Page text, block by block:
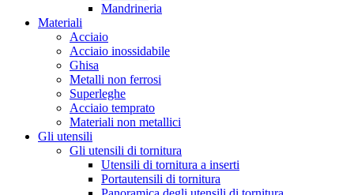
Mandrineria
Materiali
Acciaio
Acciaio inossidabile
Ghisa
Metalli non ferrosi
Superleghe
Acciaio temprato
Materiali non metallici
Gli utensili
Gli utensili di tornitura
Utensili di tornitura a inserti
Portautensili di tornitura